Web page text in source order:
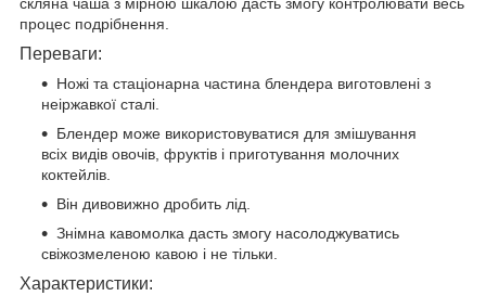
скляна чаша з мірною шкалою дасть змогу контролювати весь
процес подрібнення.
Переваги:
Ножі та стаціонарна частина блендера виготовлені з
неіржавкої сталі.
Блендер може використовуватися для змішування
всіх видів овочів, фруктів і приготування молочних
коктейлів.
Він дивовижно дробить лід.
Знімна кавомолка дасть змогу насолоджуватись
свіжозмеленою кавою і не тільки.
Характеристики: